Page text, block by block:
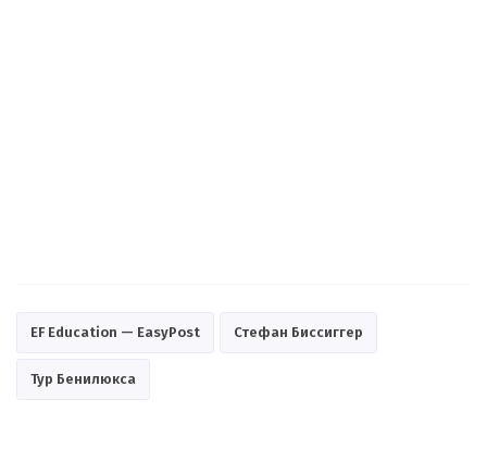
EF Education — EasyPost Стефан Биссиггер
Тур Бенилюкса